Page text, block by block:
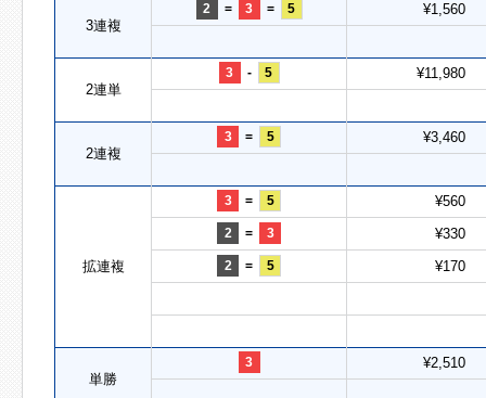
3連複
2 = 3 = 5 ¥1,560
2連単
3 - 5 ¥11,980
2連複
3 = 5 ¥3,460
拡連複
3 = 5 ¥560
2 = 3 ¥330
2 = 5 ¥170
単勝
3 ¥2,510